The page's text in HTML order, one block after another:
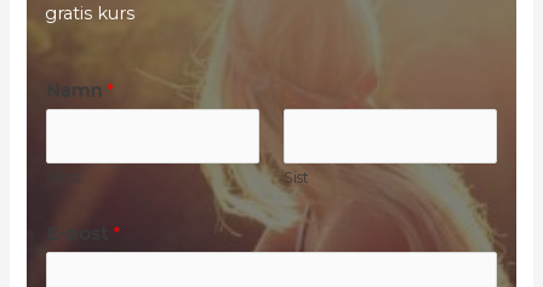
gratis kurs
*
K
s
Namn *
Sist
E-post *